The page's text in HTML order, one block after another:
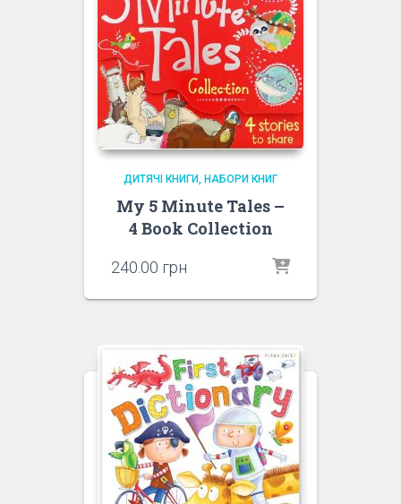
ДИТЯЧІ КНИГИ НАБОРИ КНИГ
My 5 Minute Tales –
4 Book Collection
240.00 грн